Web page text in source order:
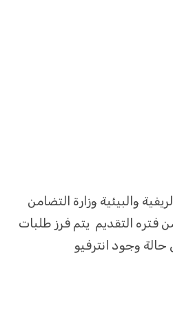
والبيئية وزارة التضامن
فتره التقديم يتم فرز طلبات
حالة وجود انترفيو